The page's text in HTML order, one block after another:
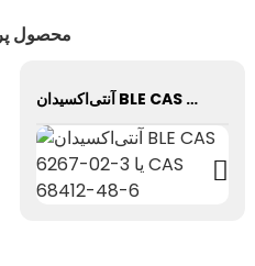
محصول
آنتی‌اکسیدان BLE CAS 6267-02-3 یا CAS 68412-48-6